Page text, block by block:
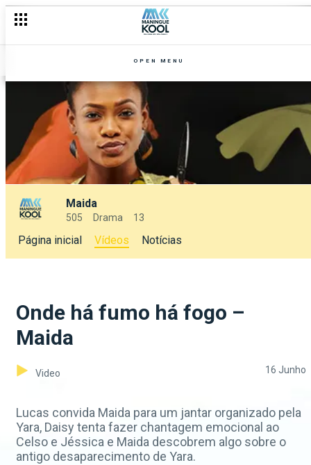
OPEN MENU
Maida
505 Drama 13
Página inicial Vídeos Notícias
Onde há fumo há fogo –
Maida
Video 16 Junho
Lucas convida Maida para um jantar organizado pela
Yara, Daisy tenta fazer chantagem emocional ao
Celso e Jéssica e Maida descobrem algo sobre o
antigo desaparecimento de Yara.